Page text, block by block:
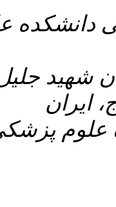
پزشکی